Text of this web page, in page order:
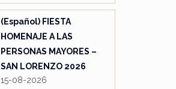
(Español) FIESTA
HOMENAJE A LAS
PERSONAS MAYORES –
SAN LORENZO 2026
15-08-2026